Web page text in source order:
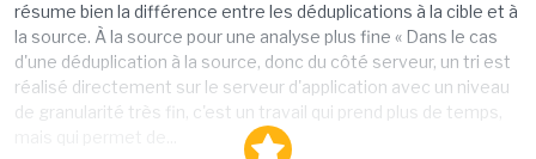
résume bien la différence entre les déduplications à la cible et à
la source. À la source pour une analyse plus fine « Dans le cas
d'une déduplication à la source, donc du côté serveur, un tri est
réalisé directement sur le serveur d'application avec un niveau
de granularité très fin, c'est un travail qui prend plus de temps,